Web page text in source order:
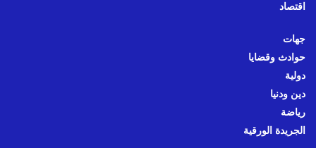
اقتصاد
جهات
حوادث وقضايا
دولية
دين ودنيا
رياضة
الجريدة الورقية